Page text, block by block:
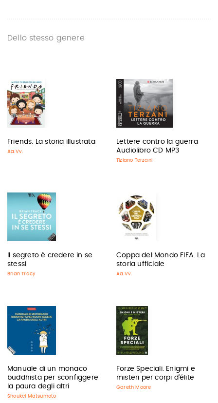
Dello stesso genere
Friends. La storia illustrata
Aa.Vv.
Lettere contro la guerra
Audiolibro CD MP3
Tiziano Terzani
Il segreto è credere in se
stessi
Brian Tracy
Coppa del Mondo FIFA. La
storia ufficiale
Aa.Vv.
Manuale di un monaco
buddhista per sconfiggere
la paura degli altri
Shoukei Matsumoto
Forze Speciali. Enigmi e
misteri per corpi d'élite
Gareth Moore